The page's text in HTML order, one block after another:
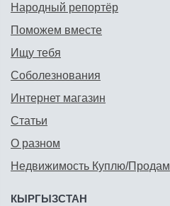
Народный репортёр
Поможем вместе
Ищу тебя
Соболезнования
Интернет магазин
Статьи
О разном
Недвижимость Куплю/Продам
КЫРГЫЗСТАН